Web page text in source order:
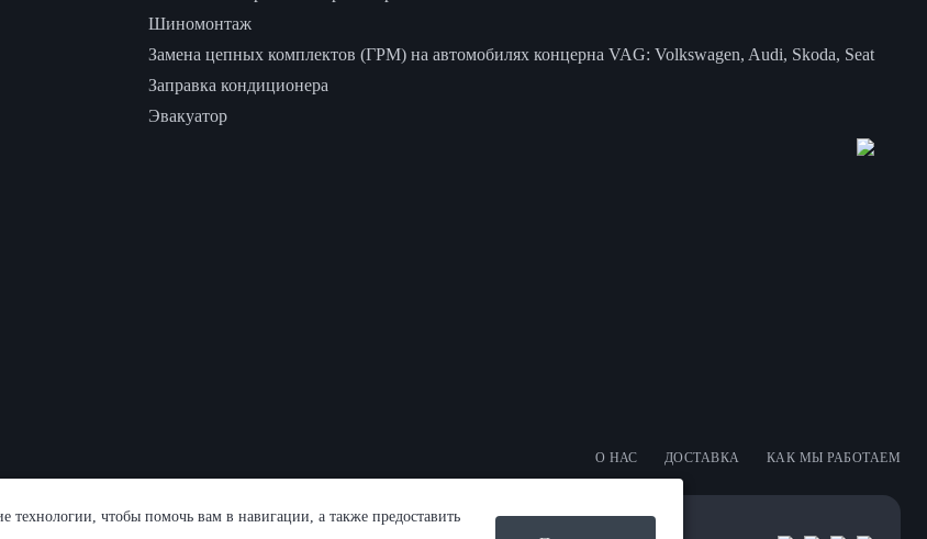
Шиномонтаж
Замена цепных комплектов (ГРМ) на автомобилях концерна VAG: Volkswagen, Audi, Skoda, Seat
Заправка кондиционера
Эвакуатор
О НАС ДОСТАВКА КАК МЫ РАБОТАЕМ
технологии, чтобы помочь вам в навигации, а также предоставить